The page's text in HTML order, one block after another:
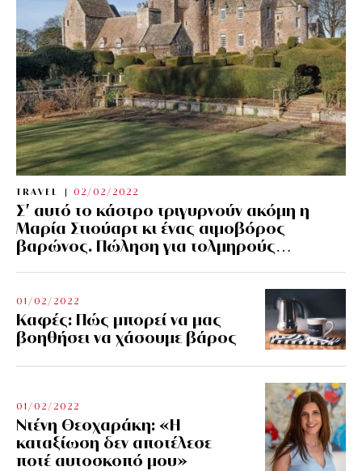
TRAVEL 02/02/2022
Σ’ αυτό το κάστρο τριγυρνούν ακόμη η
Μαρία Στιούαρτ κι ένας αιμοβόρος
βαρώνος. Πώληση για τολμηρούς…
01/02/2022
Kαφές: Πώς μπορεί να μας
βοηθήσει να χάσουμε βάρος
01/02/2022
Ντένη Θεοχαράκη: «Η
καταξίωση δεν αποτέλεσε
ποτέ αυτοσκοπό μου»